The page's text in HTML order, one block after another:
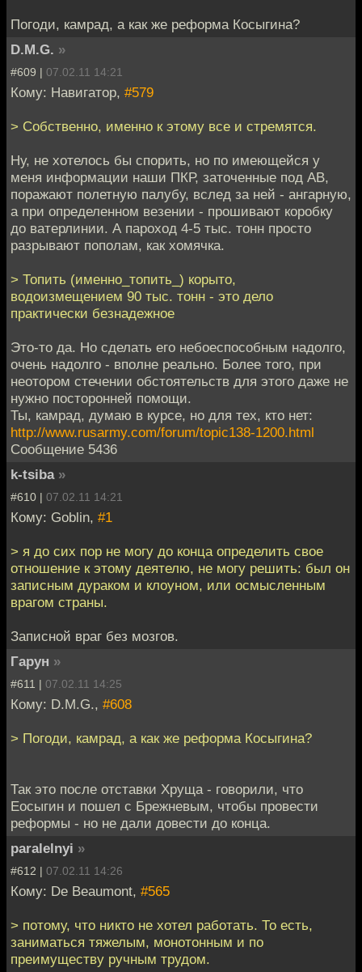
Погоди, камрад, а как же реформа Косыгина?
D.M.G. »
#609 | 07.02.11 14:21
Кому: Навигатор, #579
> Собственно, именно к этому все и стремятся.
Ну, не хотелось бы спорить, но по имеющейся у
меня информации наши ПКР, заточенные под АВ,
поражают полетную палубу, вслед за ней - ангарную,
а при определенном везении - прошивают коробку
до ватерлинии. А пароход 4-5 тыс. тонн просто
разрывают пополам, как хомячка.
> Топить (именно_топить_) корыто,
водоизмещением 90 тыс. тонн - это дело
практически безнадежное
Это-то да. Но сделать его небоеспособным надолго,
очень надолго - вполне реально. Более того, при
неотором стечении обстоятельств для этого даже не
нужно посторонней помощи.
Ты, камрад, думаю в курсе, но для тех, кто нет:
http://www.rusarmy.com/forum/topic138-1200.html
Сообщение 5436
k-tsiba »
#610 | 07.02.11 14:21
Кому: Goblin, #1
> я до сих пор не могу до конца определить свое
отношение к этому деятелю, не могу решить: был он
записным дураком и клоуном, или осмысленным
врагом страны.
Записной враг без мозгов.
Гарун »
#611 | 07.02.11 14:25
Кому: D.M.G., #608
> Погоди, камрад, а как же реформа Косыгина?
Так это после отставки Хруща - говорили, что
Еосыгин и пошел с Брежневым, чтобы провести
реформы - но не дали довести до конца.
paralelnyi »
#612 | 07.02.11 14:26
Кому: De Beaumont, #565
> потому, что никто не хотел работать. То есть,
заниматься тяжелым, монотонным и по
преимуществу ручным трудом.